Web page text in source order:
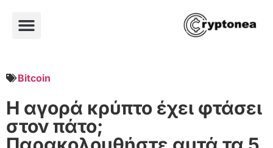
Bitcoin
Η αγορά κρύπτο έχει φτάσει
στον πάτο;